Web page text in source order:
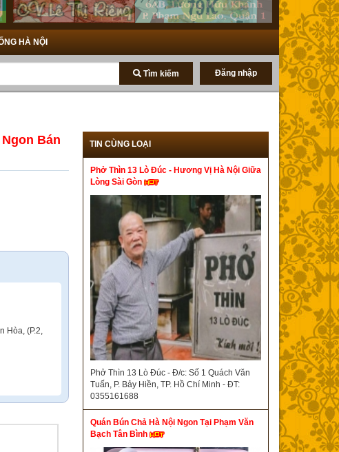
HÀ NỘI
Tìm kiếm Đăng nhập
Bán
Hòa, (P.2,
TIN CÙNG LOẠI
Phở Thìn 13 Lò Đúc - Hương Vị Hà Nội Giữa
Lòng Sài Gòn
Phở Thìn 13 Lò Đúc - Đ/c: Số 1 Quách Văn
Tuấn, P. Bảy Hiền, TP. Hồ Chí Minh - ĐT:
0355161688
Quán Bún Chả Hà Nội Ngon Tại Phạm Văn
Bạch Tân Bình